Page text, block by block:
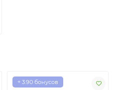
+ 3.90 бонусов